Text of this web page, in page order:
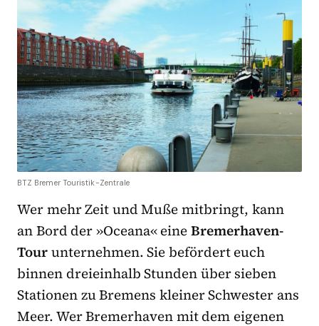
BTZ Bremer Touristik-Zentrale
Wer mehr Zeit und Muße mitbringt, kann
an Bord der »Oceana« eineBremerhaven-
Tourunternehmen. Sie befördert euch
binnen dreieinhalb Stunden über sieben
Stationen zu Bremens kleiner Schwester ans
Meer. Wer Bremerhaven mit dem eigenen